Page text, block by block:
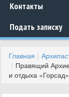
Контакты
Подать записку
Главная
Правящий
и отдыха